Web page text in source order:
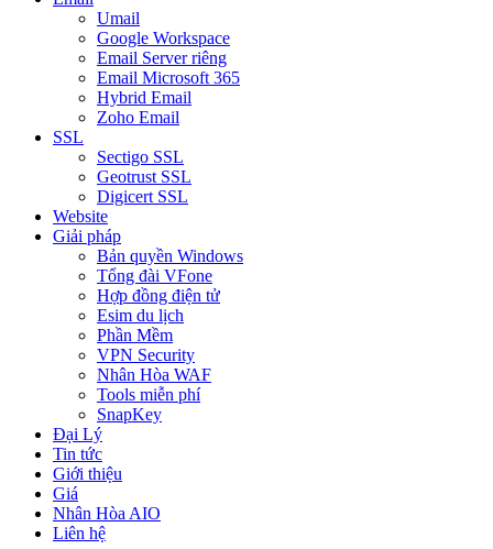
Umail
Google Workspace
Email Server riêng
Email Microsoft 365
Hybrid Email
Zoho Email
SSL
Sectigo SSL
Geotrust SSL
Digicert SSL
Website
Giải pháp
Bản quyền Windows
Tổng đài VFone
Hợp đồng điện tử
Esim du lịch
Phần Mềm
VPN Security
Nhân Hòa WAF
Tools miễn phí
SnapKey
Đại Lý
Tin tức
Giới thiệu
Giá
Nhân Hòa AIO
Liên hệ